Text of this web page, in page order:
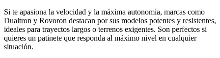
Si te apasiona la velocidad y la máxima autonomía, marcas como
Dualtron y Rovoron destacan por sus modelos potentes y resistentes,
ideales para trayectos largos o terrenos exigentes. Son perfectos si
quieres un patinete que responda al máximo nivel en cualquier
situación.